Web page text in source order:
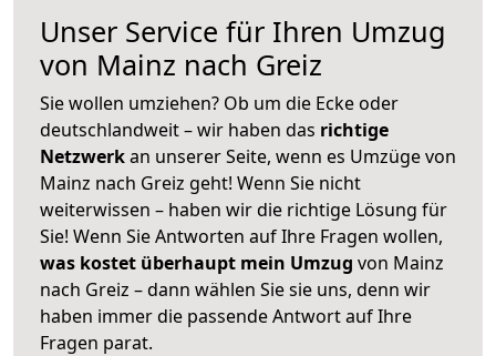
Unser Service für Ihren Umzug
von Mainz nach Greiz
Sie wollen umziehen? Ob um die Ecke oder
deutschlandweit – wir haben das richtige
Netzwerkan unserer Seite, wenn es Umzüge von
Mainz nach Greiz geht! Wenn Sie nicht
weiterwissen – haben wir die richtige Lösung für
Sie! Wenn Sie Antworten auf Ihre Fragen wollen,
was kostet überhaupt mein Umzug von Mainz
nach Greiz – dann wählen Sie sie uns, denn wir
haben immer die passende Antwort auf Ihre
Fragen parat.